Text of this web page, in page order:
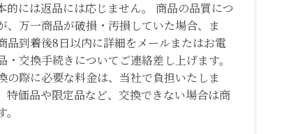
的には返品には応じません。 商品の品質につ
、万一商品が破損・汚損していた場合、ま
品到着後8日以内に詳細をメールまたはお電
交換手続きについてご連絡差し上げます。
の際に必要な料金は、当社で負担いたしま
特価品や限定品など、交換できない場合は商